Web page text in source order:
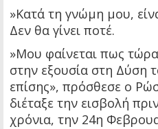
»Κατά τη γνώμη μου,
Δεν θα γίνει ποτέ.
»Μου φαίνεται πως
στην εξουσία στη Δύση
επίσης», πρόσθεσε ο
διέταξε την εισβολή
χρόνια, την 24η